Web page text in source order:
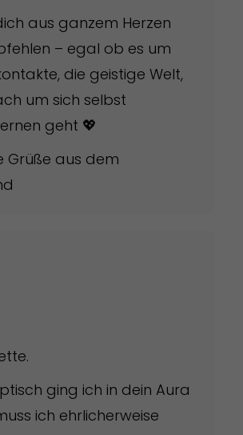
aus ganzem Herzen
– egal ob es um
die geistige Welt,
um sich selbst
geht 💖
Grüße aus dem
ging ich in dein Aura
ich ehrlicherweise